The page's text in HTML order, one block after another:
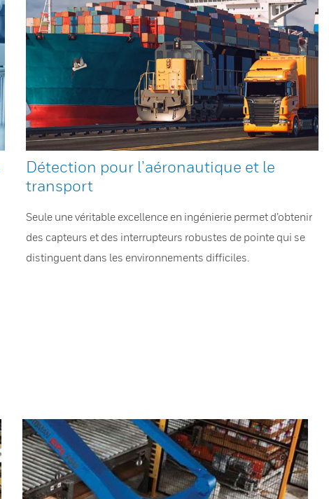
Détection pour l’aéronautique et le
transport
Seule une véritable excellence en ingénierie permet d’obtenir
des capteurs et des interrupteurs robustes de pointe qui se
distinguent dans les environnements difficiles.